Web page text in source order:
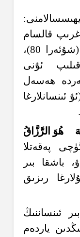
قالسام
ئاللاھ ماڭا شىپالىق بېرىدۇ)} (شۇئەرا 80)،
ئۇنى
ھەسەل
ئىنسانلارغا
َّهَ هُو الرز اق
پەقەتلا
58) دەيدۇ، باشقا بىر
رىزىق
ئىنساننىڭ
ياردەم